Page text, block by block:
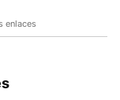
enlaces